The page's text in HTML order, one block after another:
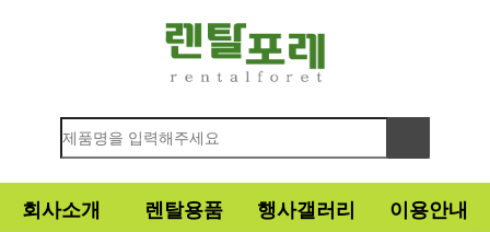
회사소개 렌탈용품 행사갤러리 이용안내